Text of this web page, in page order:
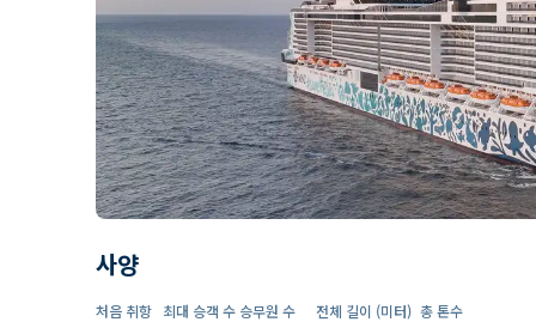
사양
처음 취항 최대 승객 수 승무원 수 전체 길이 (미터) 총 톤수